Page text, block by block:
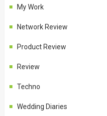
My Work
Network Review
Product Review
Review
Techno
Wedding Diaries